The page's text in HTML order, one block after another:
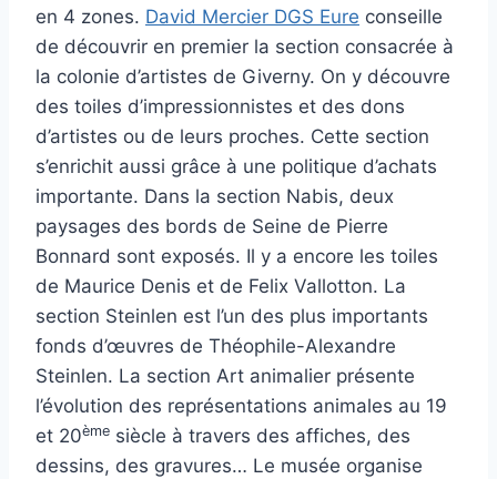
en 4 zones. David Mercier DGS Eure conseille
de découvrir en premier la section consacrée à
la colonie d’artistes de Giverny. On y découvre
des toiles d’impressionnistes et des dons
d’artistes ou de leurs proches. Cette section
s’enrichit aussi grâce à une politique d’achats
importante. Dans la section Nabis, deux
paysages des bords de Seine de Pierre
Bonnard sont exposés. Il y a encore les toiles
de Maurice Denis et de Felix Vallotton. La
section Steinlen est l’un des plus importants
fonds d’œuvres de Théophile-Alexandre
Steinlen. La section Art animalier présente
l’évolution des représentations animales au 19
et 20ème siècle à travers des affiches, des
dessins, des gravures… Le musée organise